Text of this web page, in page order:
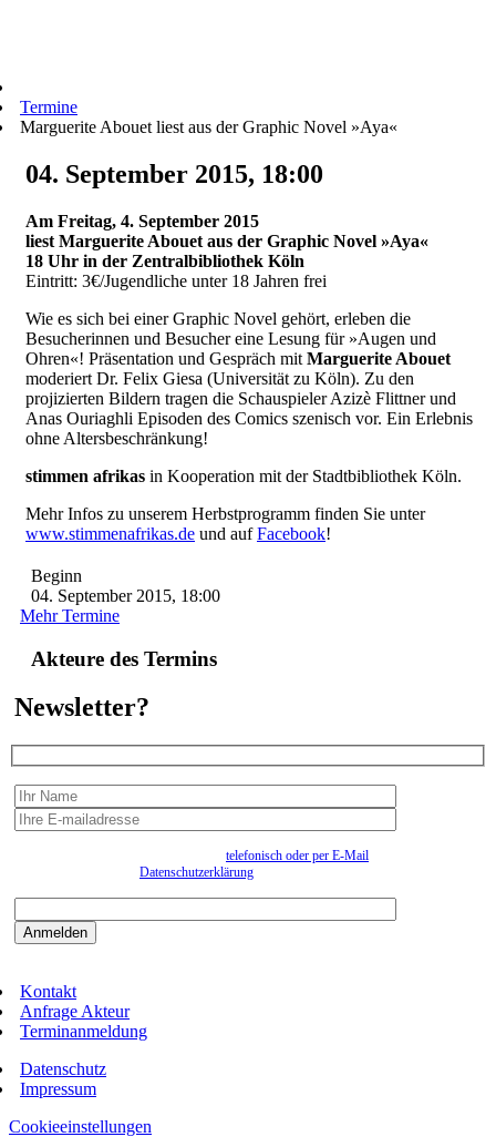
Termine
Marguerite Abouet liest aus der Graphic Novel »Aya«
04. September 2015, 18:00
Am Freitag, 4. September 2015
liest Marguerite Abouet aus der Graphic Novel »Aya«
18 Uhr in der Zentralbibliothek Köln
Eintritt: 3€/Jugendliche unter 18 Jahren frei
Wie es sich bei einer Graphic Novel gehört, erleben die
Besucherinnen und Besucher eine Lesung für »Augen und
Ohren«! Präsentation und Gespräch mit Marguerite Abouet
moderiert Dr. Felix Giesa (Universität zu Köln). Zu den
projizierten Bildern tragen die Schauspieler Azizè Flittner und
Anas Ouriaghli Episoden des Comics szenisch vor. Ein Erlebnis
ohne Altersbeschränkung!
stimmen afrikas in Kooperation mit der Stadtbibliothek Köln.
Mehr Infos zu unserem Herbstprogramm finden Sie unter
www.stimmenafrikas.de und aufFacebook!
Beginn
04. September 2015, 18:00
Mehr Termine
Akteure des Termins
Newsletter?
telefonisch oder per E-Mail
Datenschutzerklärung
Kontakt
Anfrage Akteur
Terminanmeldung
Datenschutz
Impressum
Cookieeinstellungen